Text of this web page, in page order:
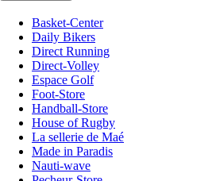
Basket-Center
Daily Bikers
Direct Running
Direct-Volley
Espace Golf
Foot-Store
Handball-Store
House of Rugby
La sellerie de Maé
Made in Paradis
Nauti-wave